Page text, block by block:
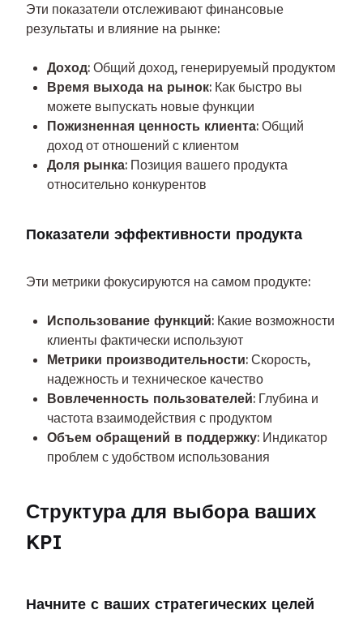
Эти показатели отслеживают финансовые
результаты и влияние на рынке:
Доход: Общий доход, генерируемый продуктом
Время выхода на рынок: Как быстро вы
можете выпускать новые функции
Пожизненная ценность клиента: Общий
доход от отношений с клиентом
Доля рынка: Позиция вашего продукта
относительно конкурентов
Показатели эффективности продукта
Эти метрики фокусируются на самом продукте:
Использование функций: Какие возможности
клиенты фактически используют
Метрики производительности: Скорость,
надежность и техническое качество
Вовлеченность пользователей: Глубина и
частота взаимодействия с продуктом
Объем обращений в поддержку: Индикатор
проблем с удобством использования
Структура для выбора ваших
KPI
Начните с ваших стратегических целей